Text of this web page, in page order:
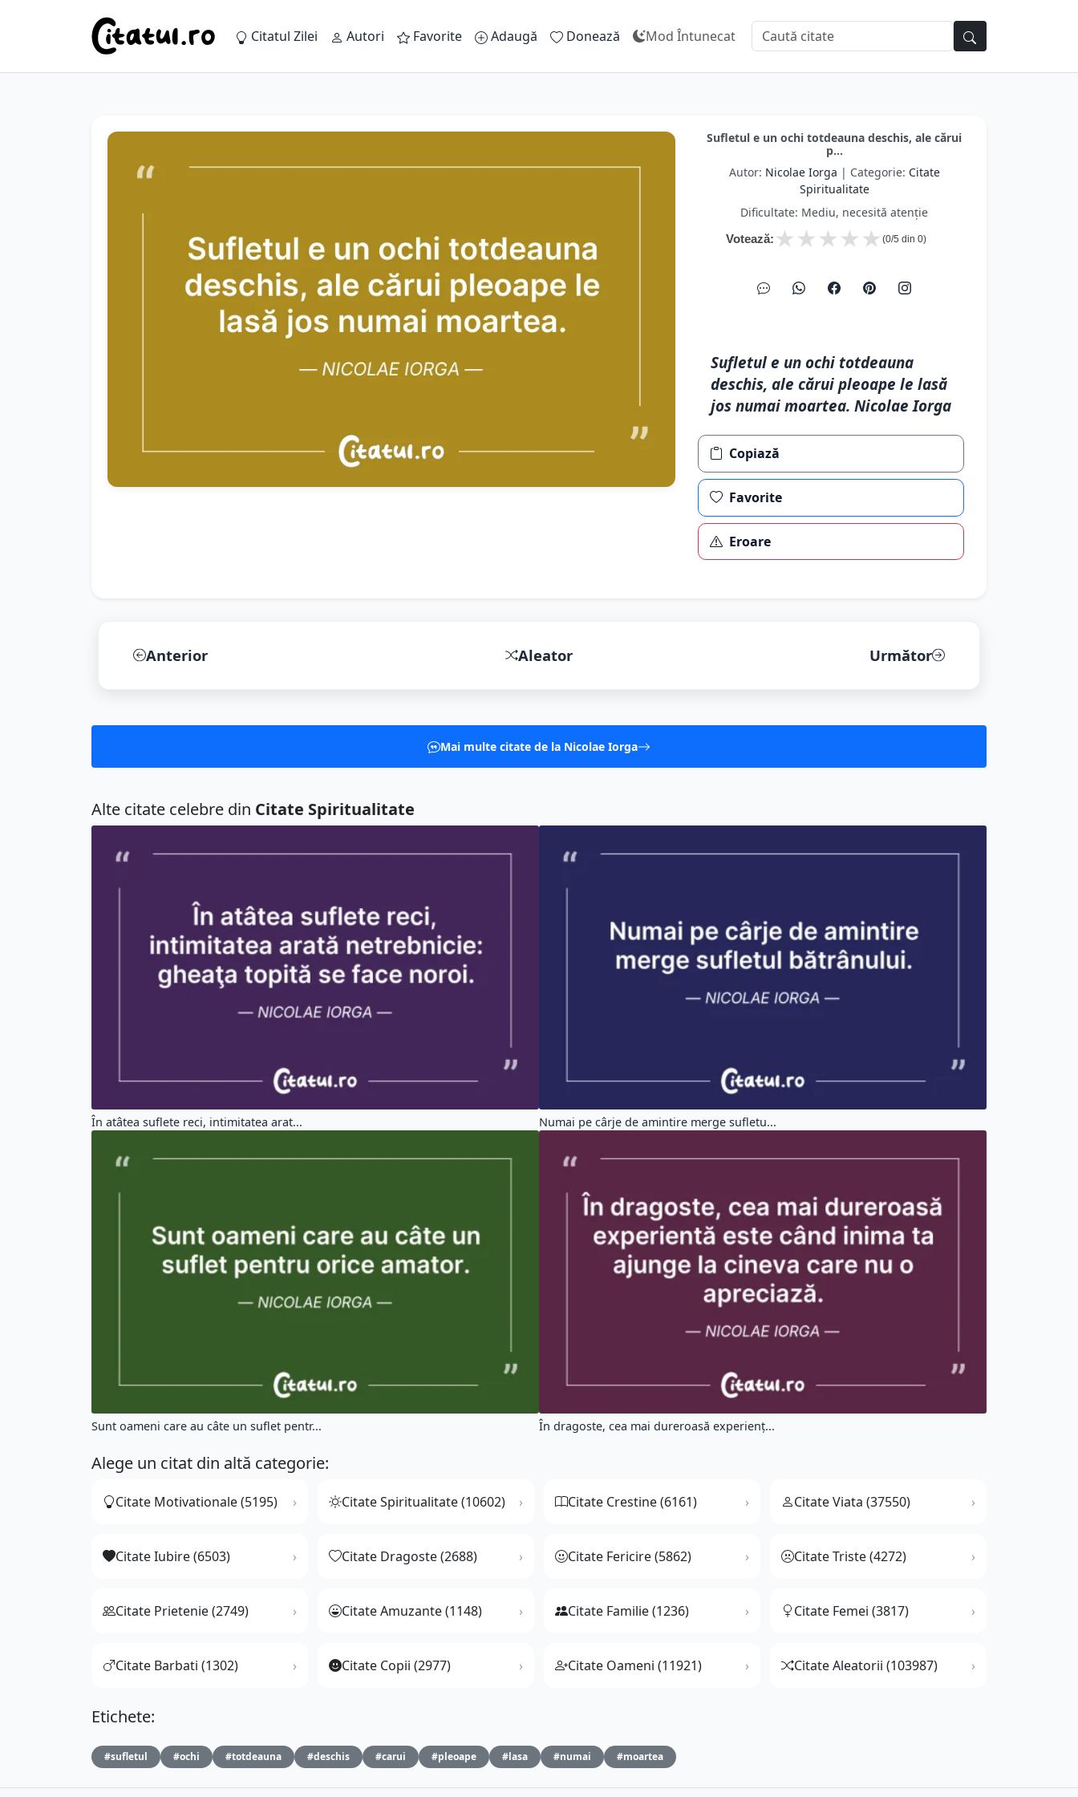
Citatul Zilei Autori Favorite Adaugă Donează Mod Întunecat
Sufletul e un ochi totdeauna deschis, ale cărui
p...
Autor: Nicolae Iorga | Categorie: Citate
Spiritualitate
Dificultate: Mediu, necesită atenție
Votează: ★
★
★
★
★ (0/5 din 0)
Sufletul e un ochi totdeauna
deschis, ale cărui pleoape le lasă
jos numai moartea. Nicolae Iorga
Copiază
Favorite
Eroare
Anterior Aleator Următor
Mai multe citate de la Nicolae Iorga
Alte citate celebre din Citate Spiritualitate
În atâtea suflete reci, intimitatea arat... Numai pe cârje de amintire merge sufletu...
Sunt oameni care au câte un suflet pentr... În dragoste, cea mai dureroasă experienț...
Alege un citat din altă categorie:
Citate Motivationale (5195) Citate Spiritualitate (10602) Citate Crestine (6161) Citate Viata (37550)
Citate Iubire (6503) Citate Dragoste (2688) Citate Fericire (5862) Citate Triste (4272)
Citate Prietenie (2749) Citate Amuzante (1148) Citate Familie (1236) Citate Femei (3817)
Citate Barbati (1302) Citate Copii (2977) Citate Oameni (11921) Citate Aleatorii (103987)
Etichete:
#sufletul #ochi #totdeauna #deschis #carui #pleoape #lasa #numai #moartea